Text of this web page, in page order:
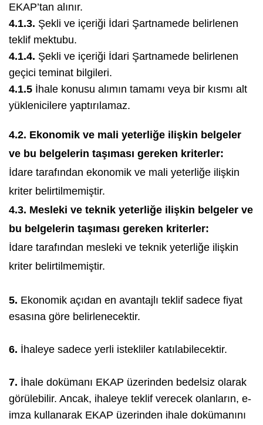
EKAP’tan alınır.
4.1.3. Şekli ve içeriği İdari Şartnamede belirlenen
teklif mektubu.
4.1.4. Şekli ve içeriği İdari Şartnamede belirlenen
geçici teminat bilgileri.
4.1.5 İhale konusu alımın tamamı veya bir kısmı alt
yüklenicilere yaptırılamaz.
4.2. Ekonomik ve mali yeterliğe ilişkin belgeler
ve bu belgelerin taşıması gereken kriterler:
İdare tarafından ekonomik ve mali yeterliğe ilişkin
kriter belirtilmemiştir.
4.3. Mesleki ve teknik yeterliğe ilişkin belgeler ve
bu belgelerin taşıması gereken kriterler:
İdare tarafından mesleki ve teknik yeterliğe ilişkin
kriter belirtilmemiştir.
5. Ekonomik açıdan en avantajlı teklif sadece fiyat
esasına göre belirlenecektir.
6. İhaleye sadece yerli istekliler katılabilecektir.
7. İhale dokümanı EKAP üzerinden bedelsiz olarak
görülebilir. Ancak, ihaleye teklif verecek olanların, e-
imza kullanarak EKAP üzerinden ihale dokümanını